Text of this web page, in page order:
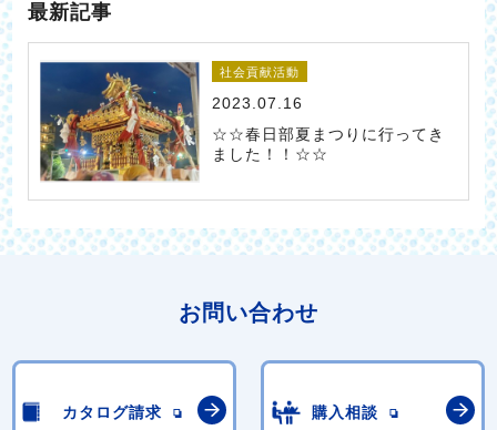
最新記事
社会貢献活動
2023.07.16
☆☆春日部夏まつりに行ってき
ました！！☆☆
お問い合わせ
カタログ請求 購入相談